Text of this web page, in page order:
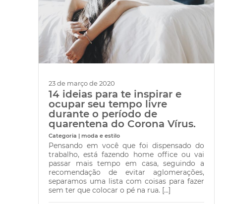
23 de março de 2020
14 ideias para te inspirar e
ocupar seu tempo livre
durante o período de
quarentena do Corona Vírus.
Categoria | moda e estilo
Pensando em você que foi dispensado do
trabalho, está fazendo home office ou vai
passar mais tempo em casa, seguindo a
recomendação de evitar aglomerações,
separamos uma lista com coisas para fazer
sem ter que colocar o pé na rua. […]